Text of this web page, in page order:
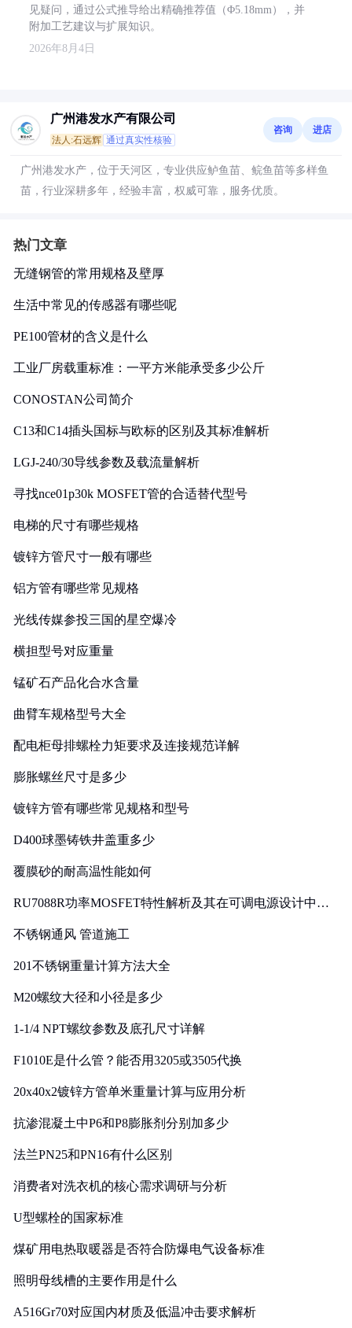
见疑问，通过公式推导给出精确推荐值（Φ5.18mm），并
附加工艺建议与扩展知识。
2026年8月4日
广州港发水产有限公司
法人:石远辉 通过真实性核验
咨询 进店
广州港发水产，位于天河区，专业供应鲈鱼苗、鲩鱼苗等多样鱼
苗，行业深耕多年，经验丰富，权威可靠，服务优质。
热门文章
无缝钢管的常用规格及壁厚
生活中常见的传感器有哪些呢
PE100管材的含义是什么
工业厂房载重标准：一平方米能承受多少公斤
CONOSTAN公司简介
C13和C14插头国标与欧标的区别及其标准解析
LGJ-240/30导线参数及载流量解析
寻找nce01p30k MOSFET管的合适替代型号
电梯的尺寸有哪些规格
镀锌方管尺寸一般有哪些
铝方管有哪些常见规格
光线传媒参投三国的星空爆冷
横担型号对应重量
锰矿石产品化合水含量
曲臂车规格型号大全
配电柜母排螺栓力矩要求及连接规范详解
膨胀螺丝尺寸是多少
镀锌方管有哪些常见规格和型号
D400球墨铸铁井盖重多少
覆膜砂的耐高温性能如何
RU7088R功率MOSFET特性解析及其在可调电源设计中的
不锈钢通风 管道施工
201不锈钢重量计算方法大全
M20螺纹大径和小径是多少
1-1/4 NPT螺纹参数及底孔尺寸详解
F1010E是什么管？能否用3205或3505代换
20x40x2镀锌方管单米重量计算与应用分析
抗渗混凝土中P6和P8膨胀剂分别加多少
法兰PN25和PN16有什么区别
消费者对洗衣机的核心需求调研与分析
U型螺栓的国家标准
煤矿用电热取暖器是否符合防爆电气设备标准
照明母线槽的主要作用是什么
A516Gr70对应国内材质及低温冲击要求解析